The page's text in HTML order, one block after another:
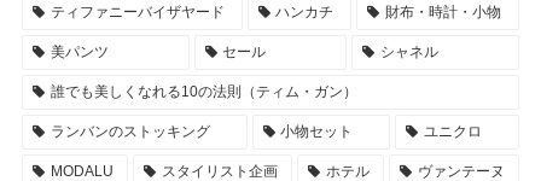
ティファニーバイザヤード ハンカチ 財布・時計・小物
美パンツ セール シャネル
誰でも美しくなれる10の法則（ティム・ガン）
ランバンのストッキング 小物セット ユニクロ
MODALU スタイリスト企画 ホテル ヴァンテーヌ